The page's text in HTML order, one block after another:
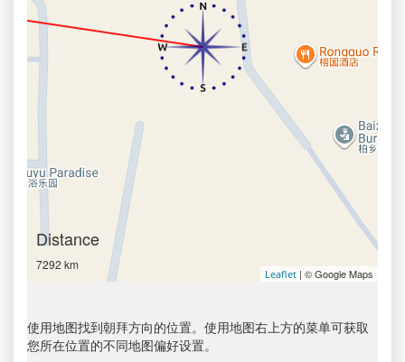
Distance
7292 km
Leaflet | © Google Maps
使用地图找到朝拜方向的位置。使用地图右上方的菜单可获取
您所在位置的不同地图偏好设置。